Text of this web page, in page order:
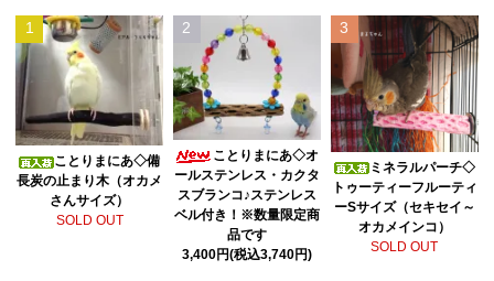
1
ことりまにあ◇備
長炭の止まり木（オカメ
さんサイズ）
SOLD OUT
2
ことりまにあ◇オ
ールステンレス・カクタ
スブランコ♪ステンレス
ベル付き！※数量限定商
品です
3,400円(税込3,740円)
3
ミネラルパーチ◇
トゥーティーフルーティ
ーSサイズ（セキセイ～
オカメインコ）
SOLD OUT